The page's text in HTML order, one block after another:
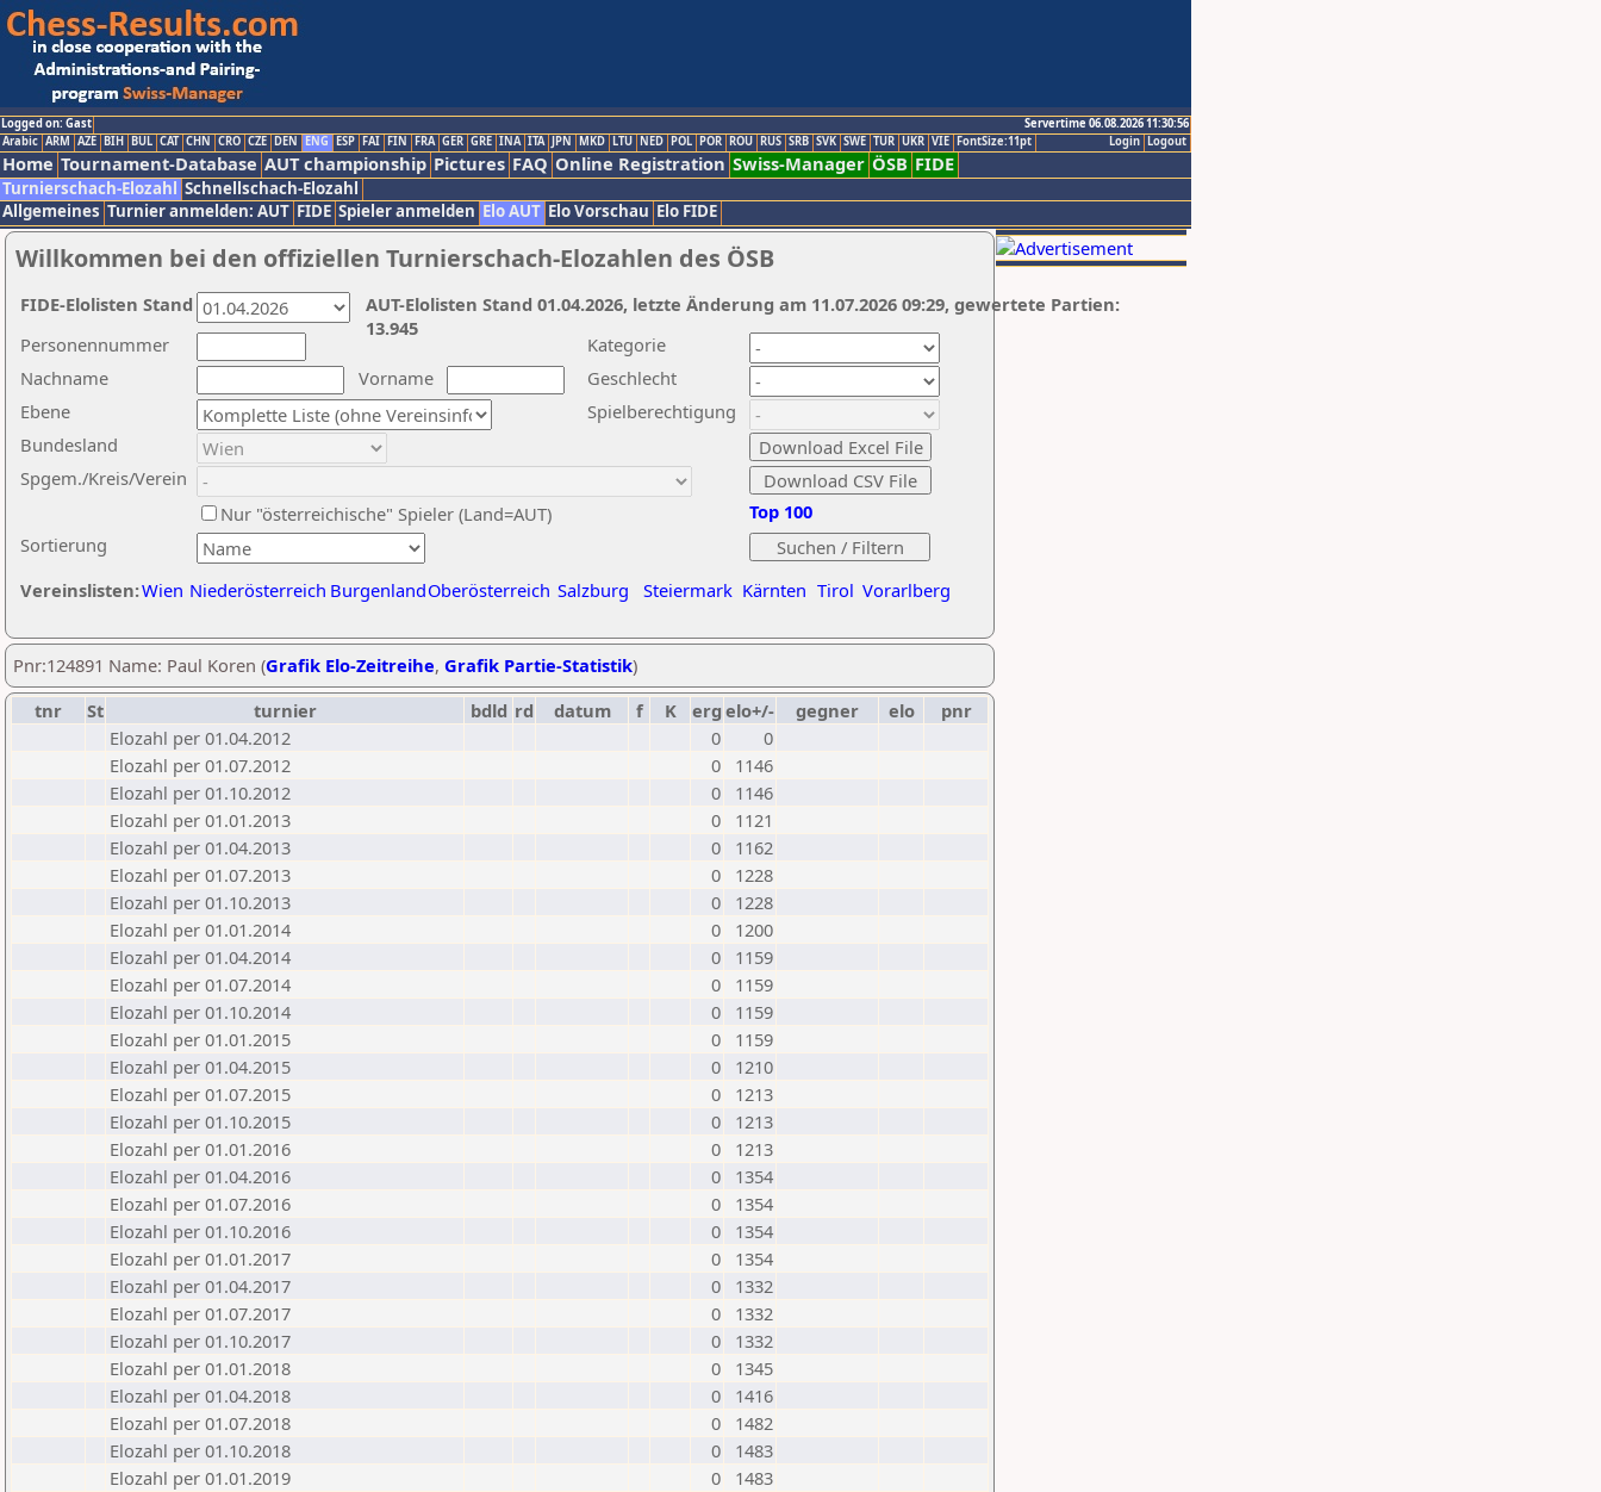
Logged on: Gast
Servertime 06.08.2026 11:30:56
Logout
Login
Arabic ARM AZE BIH BUL CAT CHN CRO CZE DEN ENG ESP FAI FIN FRA GER GRE INA ITA JPN MKD LTU NED POL POR ROU RUS SRB SVK SWE TUR UKR VIE FontSize:11pt
Home Tournament-Database AUT championship Pictures FAQ Online Registration Swiss-Manager ÖSB FIDE
Turnierschach-Elozahl Schnellschach-Elozahl
Allgemeines Turnier anmelden: AUT FIDE Spieler anmelden Elo AUT Elo Vorschau Elo FIDE
Willkommen bei den offiziellen Turnierschach-Elozahlen des ÖSB
Nachname
Vorname
Ebene
Kategorie
Sortierung
Personennummer
Bundesland
Spgem./Kreis/Verein
Geschlecht
Nur "österreichische" Spieler (Land=AUT)
Spielberechtigung
Vereinslisten:Wien Niederösterreich BurgenlandOberösterreich Salzburg Steiermark Kärnten Tirol Vorarlberg
Top 100
AUT-Elolisten Stand 01.04.2026, letzte Änderung am 11.07.2026 09:29, gewertete Partien:
13.945
FIDE-Elolisten Stand
Pnr:124891 Name: Paul Koren (Grafik Elo-Zeitreihe, Grafik Partie-Statistik)
tnr
St turnier bdld rd datum f K erg elo+/- gegner elo
pnr
Elozahl per 01.04.2012
0
0
Elozahl per 01.07.2012
0
1146
Elozahl per 01.10.2012
0
1146
Elozahl per 01.01.2013
0
1121
Elozahl per 01.04.2013
0
1162
Elozahl per 01.07.2013
0
1228
Elozahl per 01.10.2013
0
1228
Elozahl per 01.01.2014
0
1200
Elozahl per 01.04.2014
0
1159
Elozahl per 01.07.2014
0
1159
Elozahl per 01.10.2014
0
1159
Elozahl per 01.01.2015
0
1159
Elozahl per 01.04.2015
0
1210
Elozahl per 01.07.2015
0
1213
Elozahl per 01.10.2015
0
1213
Elozahl per 01.01.2016
0
1213
Elozahl per 01.04.2016
0
1354
Elozahl per 01.07.2016
0
1354
Elozahl per 01.10.2016
0
1354
Elozahl per 01.01.2017
0
1354
Elozahl per 01.04.2017
0
1332
Elozahl per 01.07.2017
0
1332
Elozahl per 01.10.2017
0
1332
Elozahl per 01.01.2018
0
1345
Elozahl per 01.04.2018
0
1416
Elozahl per 01.07.2018
0
1482
Elozahl per 01.10.2018
0
1483
Elozahl per 01.01.2019
0
1483